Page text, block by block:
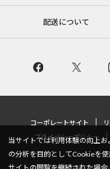
配送について
コーポレートサイト
プライバシーポリシー
当サイトでは利用体験の向上
の分析を目的としてCookieを使